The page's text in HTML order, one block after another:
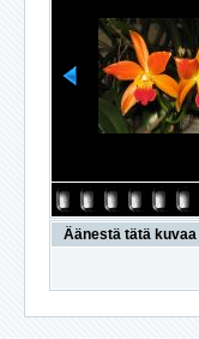
Äänestä tätä kuvaa